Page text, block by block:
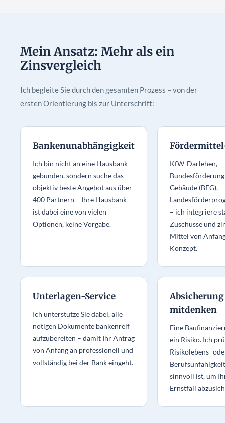
Mein Ansatz: Mehr als ein
Zinsvergleich
Ich begleite Sie durch den gesamten Prozess – von der
ersten Orientierung bis zur Unterschrift:
Bankenunabhängigkeit
Ich bin nicht an eine Hausbank
gebunden, sondern suche das
objektiv beste Angebot aus über
400 Partnern – Ihre Hausbank
ist dabei eine von vielen
Optionen, keine Vorgabe.
KfW-Darlehen,
Gebäude (BEG),
– ich integriere
Zuschüsse und
Mittel von
Konzept.
Unterlagen-Service
Ich unterstütze Sie dabei, alle
nötigen Dokumente bankenreif
aufzubereiten – damit Ihr Antrag
von Anfang an professionell und
vollständig bei der Bank eingeht.
Absicherung
mitdenken
Eine
ein Risiko. Ich
Risikolebens-
sinnvoll ist, um
Ernstfall